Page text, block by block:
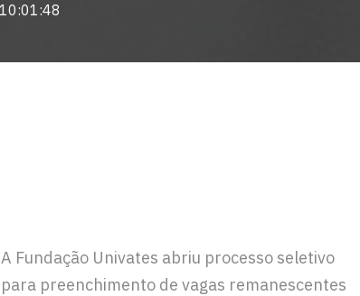
A Fundação Univates abriu processo seletivo
para preenchimento de vagas remanescentes